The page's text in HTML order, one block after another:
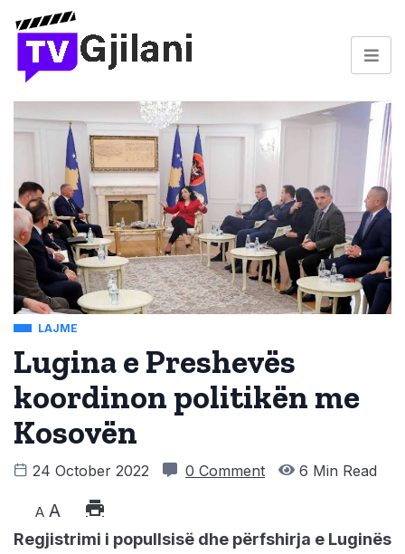
LAJME
Lugina e Preshevës
koordinon politikën me
Kosovën
24 October 2022 0 Comment 6 Min Read
A A
Regjistrimi i popullsisë dhe përfshirja e Luginës